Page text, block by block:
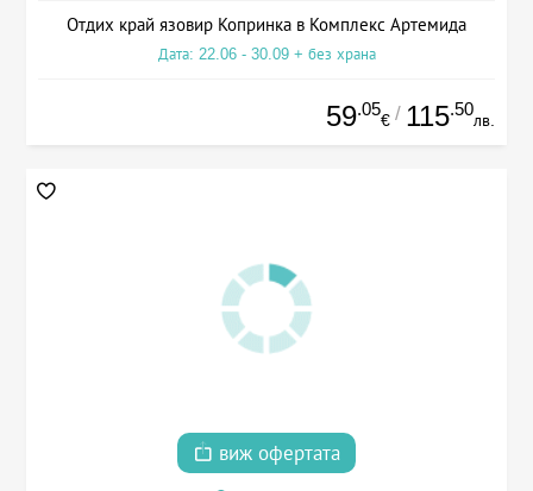
Отдих край язовир Копринка в Комплекс Артемида
Дата: 22.06 - 30.09 + без храна
59.05
€ / 115.50
лв.
виж офертата